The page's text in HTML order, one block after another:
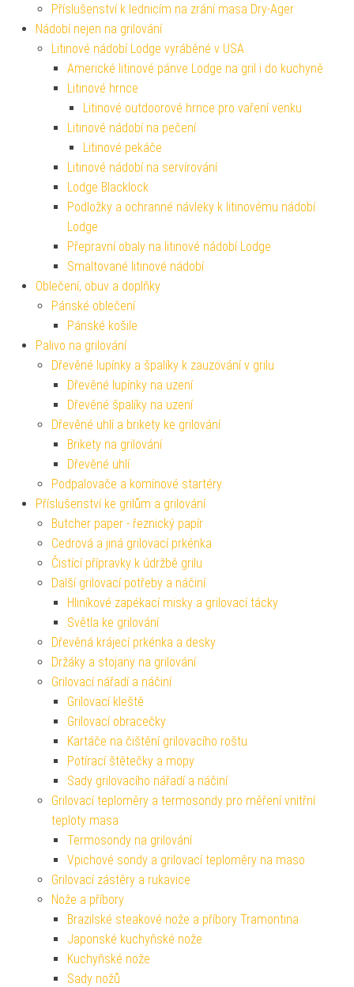
Příslušenství k lednicím na zrání masa Dry-Ager
Nádobí nejen na grilování
Litinové nádobí Lodge vyráběné v USA
Americké litinové pánve Lodge na gril i do kuchyně
Litinové hrnce
Litinové outdoorové hrnce pro vaření venku
Litinové nádobí na pečení
Litinové pekáče
Litinové nádobí na servírování
Lodge Blacklock
Podložky a ochranné návleky k litinovému nádobí
Lodge
Přepravní obaly na litinové nádobí Lodge
Smaltované litinové nádobí
Oblečení, obuv a doplňky
Pánské oblečení
Pánské košile
Palivo na grilování
Dřevěné lupínky a špalíky k zauzování v grilu
Dřevěné lupínky na uzení
Dřevěné špalíky na uzení
Dřevěné uhlí a brikety ke grilování
Brikety na grilování
Dřevěné uhlí
Podpalovače a komínové startéry
Příslušenství ke grilům a grilování
Butcher paper - řeznický papír
Cedrová a jiná grilovací prkénka
Čistící přípravky k údržbě grilu
Další grilovací potřeby a náčiní
Hliníkové zapékací misky a grilovací tácky
Světla ke grilování
Dřevěná krájecí prkénka a desky
Držáky a stojany na grilování
Grilovací nářadí a náčiní
Grilovací kleště
Grilovací obracečky
Kartáče na čištění grilovacího roštu
Potírací štětečky a mopy
Sady grilovacího nářadí a náčiní
Grilovací teploměry a termosondy pro měření vnitřní
teploty masa
Termosondy na grilování
Vpichové sondy a grilovací teploměry na maso
Grilovací zástěry a rukavice
Nože a příbory
Brazilské steakové nože a příbory Tramontina
Japonské kuchyňské nože
Kuchyňské nože
Sady nožů